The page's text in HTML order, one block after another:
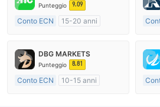
Punteggio 9.09
Conto ECN
15-20 anni
Market Making (MM)
Etichetta principale MT4
DBG MARKETS
Punteggio 8.81
Conto ECN
10-15 anni